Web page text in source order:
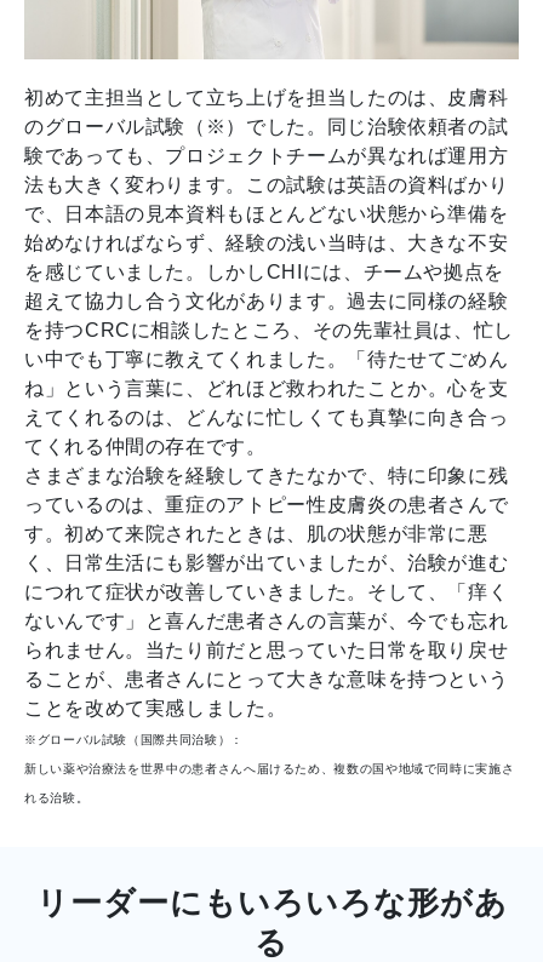
初めて主担当として立ち上げを担当したのは、皮膚科
のグローバル試験（※）でした。同じ治験依頼者の試
験であっても、プロジェクトチームが異なれば運用方
法も大きく変わります。この試験は英語の資料ばかり
で、日本語の見本資料もほとんどない状態から準備を
始めなければならず、経験の浅い当時は、大きな不安
を感じていました。しかしCHIには、チームや拠点を
超えて協力し合う文化があります。過去に同様の経験
を持つCRCに相談したところ、その先輩社員は、忙し
い中でも丁寧に教えてくれました。「待たせてごめん
ね」という言葉に、どれほど救われたことか。心を支
えてくれるのは、どんなに忙しくても真摯に向き合っ
てくれる仲間の存在です。
さまざまな治験を経験してきたなかで、特に印象に残
っているのは、重症のアトピー性皮膚炎の患者さんで
す。初めて来院されたときは、肌の状態が非常に悪
く、日常生活にも影響が出ていましたが、治験が進む
につれて症状が改善していきました。そして、「痒く
ないんです」と喜んだ患者さんの言葉が、今でも忘れ
られません。当たり前だと思っていた日常を取り戻せ
ることが、患者さんにとって大きな意味を持つという
ことを改めて実感しました。
※グローバル試験（国際共同治験）：
新しい薬や治療法を世界中の患者さんへ届けるため、複数の国や地域で同時に実施さ
れる治験。
リーダーにもいろいろな形があ
る